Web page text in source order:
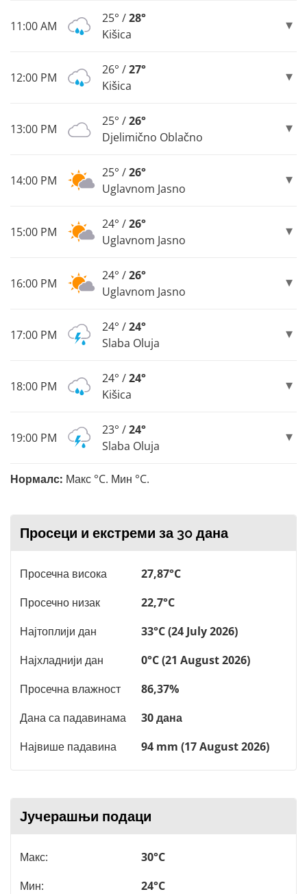
11:00 AM
25° /28°
Kišica
12:00 PM
26° /27°
Kišica
13:00 PM
25° /26°
Djelimično Oblačno
14:00 PM
25° /26°
Uglavnom Jasno
15:00 PM
24° /26°
Uglavnom Jasno
16:00 PM
24° /26°
Uglavnom Jasno
17:00 PM
24° /24°
Slaba Oluja
18:00 PM
24° /24°
Kišica
19:00 PM
23° /24°
Slaba Oluja
Нормалс: Макс °C. Мин °C.
Просеци и екстреми за 30 дана
Просечна висока
27,87°C
Просечно низак
22,7°C
Најтоплији дан
33°C (24 July 2026)
Најхладнији дан
0°C (21 August 2026)
Просечна влажност
86,37%
Дана са падавинама
30 дана
Највише падавина
94 mm (17 August 2026)
Јучерашњи подаци
Макс:
30°C
Мин:
24°C